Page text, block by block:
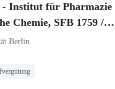
- Institut für Pharmazie
Chemie, SFB 1759 /
SFB 1759
Berlin